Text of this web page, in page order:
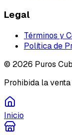
Legal
Términos y
Política de
© 2026 Puros
Prohibida la venta
Inicio